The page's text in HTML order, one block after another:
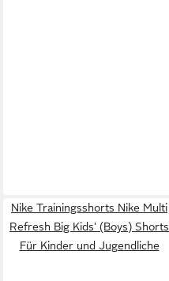
Nike Trainingsshorts Nike Multi
Refresh Big Kids' (Boys) Shorts
Für Kinder und Jugendliche